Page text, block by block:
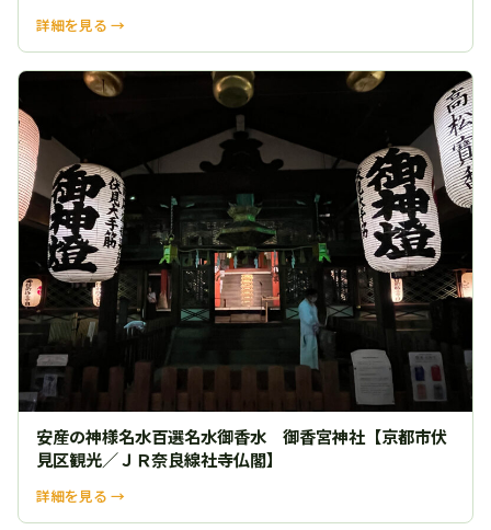
詳細を見る →
安産の神様名水百選名水御香水 御香宮神社【京都市伏
見区観光／ＪＲ奈良線社寺仏閣】
詳細を見る →